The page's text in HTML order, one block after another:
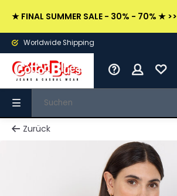
★ FINAL SUMMER SALE - 30% - 70% ★ >>
Worldwide Shipping
Zurück